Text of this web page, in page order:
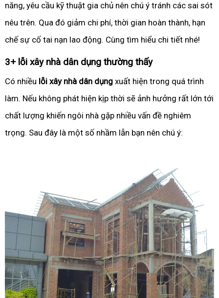
năng, yêu cầu kỹ thuật gia chủ nên chú ý tránh các sai sót
nêu trên. Qua đó giảm chi phí, thời gian hoàn thành, hạn
chế sự cố tai nạn lao động. Cùng tìm hiểu chi tiết nhé!
3+ lỗi xây nhà dân dụng thường thấy
Có nhiều lỗi xây nhà dân dụng xuất hiện trong quá trình
làm. Nếu không phát hiện kịp thời sẽ ảnh hưởng rất lớn tới
chất lượng khiến ngôi nhà gặp nhiều vấn đề nghiêm
trọng. Sau đây là một số nhầm lẫn bạn nên chú ý: